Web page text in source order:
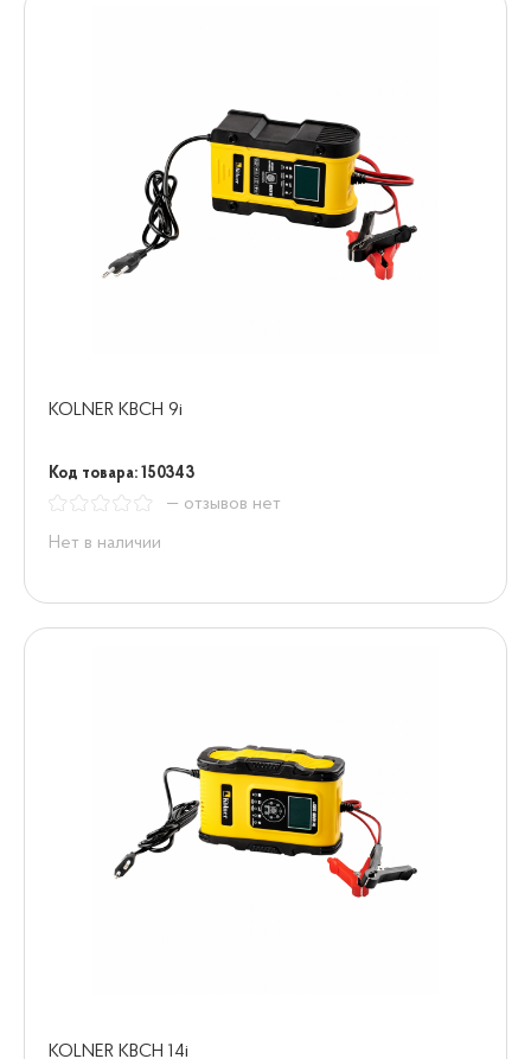
KOLNER KBCH 9i
Код товара: 150343
— отзывов нет
Нет в наличии
KOLNER KBCH 14i